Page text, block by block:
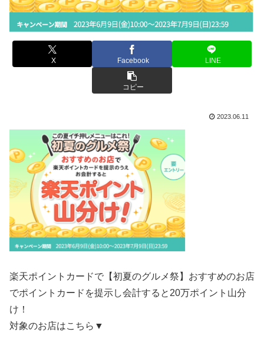
X Facebook LINE
コピー
2023.06.11
楽天ポイントカードで 【初夏のグルメ祭】おすすめのお店
でポイントカードを提示し会計すると20万ポイント山分
け！
対象のお店はこちら▼